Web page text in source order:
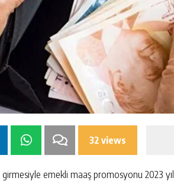
32 views
girmesiyle emekli maaş promosyonu 2023